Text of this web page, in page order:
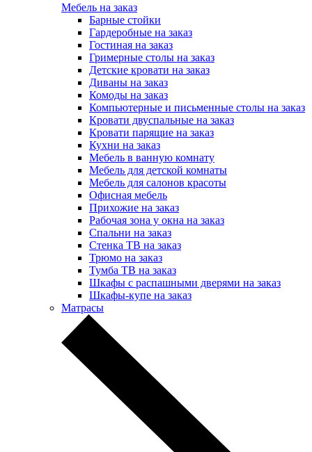
Мебель на заказ
Барные стойки
Гардеробные на заказ
Гостиная на заказ
Гримерные столы на заказ
Детские кровати на заказ
Диваны на заказ
Комоды на заказ
Компьютерные и письменные столы на заказ
Кровати двуспальные на заказ
Кровати парящие на заказ
Кухни на заказ
Мебель в ванную комнату
Мебель для детской комнаты
Мебель для салонов красоты
Офисная мебель
Прихожие на заказ
Рабочая зона у окна на заказ
Спальни на заказ
Стенка ТВ на заказ
Трюмо на заказ
Тумба ТВ на заказ
Шкафы с распашными дверями на заказ
Шкафы-купе на заказ
Матрасы